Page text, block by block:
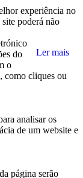
experiência no
poderá não
Ler mais
do
o
como cliques ou
analisar os
de um website e
página serão